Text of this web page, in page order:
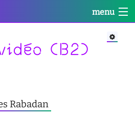
menu
Retour
étudiant·e·s
Rechercher (B2)
Rabadan